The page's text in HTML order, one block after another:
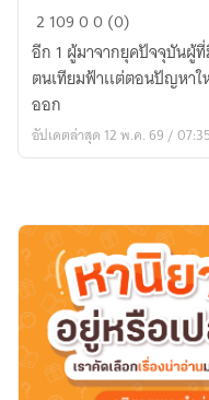
Lord
of
Mysteries:
กาเเฟ
กับM150คง
ไม่
เเล้ว
สินะ
2 10900 (0)
อีก 1 ผู้มาจากยุคปัจจุบันผู้
ตนเทียมฟ้าเเต่ตอนปัญหา
ออก
อัปเดตล่าสุด 12 พ.ค. 69 /